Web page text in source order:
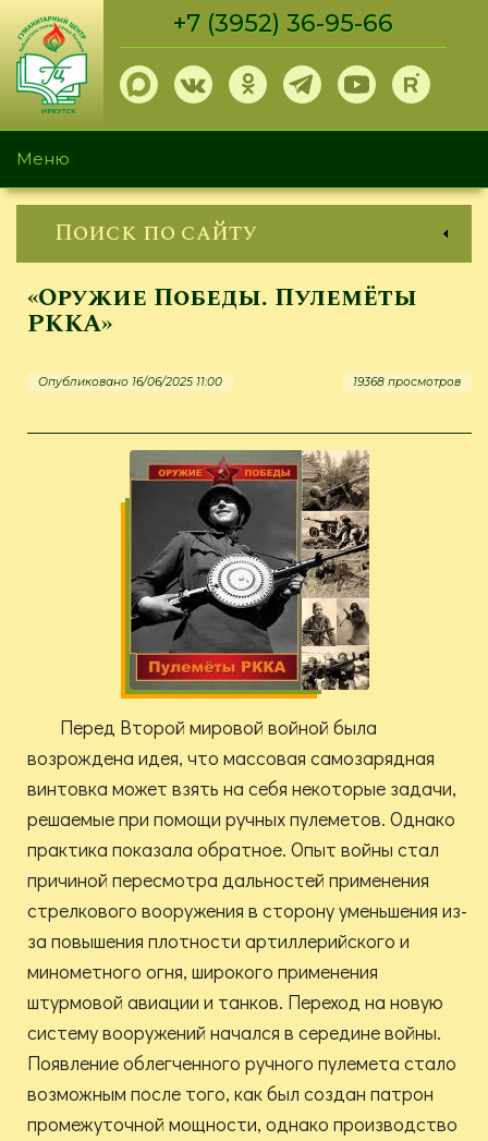
Перейти
основному
содержанию
+7 (3952) 36-95-66
Меню
Поиск по сайту
«Оружие Победы. Пулемёты
РККА»
Опубликовано 16/06/2025 11:00 19368 просмотров
Перед Второй мировой войной была
возрождена идея, что массовая самозарядная
винтовка может взять на себя некоторые задачи,
решаемые при помощи ручных пулеметов. Однако
практика показала обратное. Опыт войны стал
причиной пересмотра дальностей применения
стрелкового вооружения в сторону уменьшения из-
за повышения плотности артиллерийского и
минометного огня, широкого применения
штурмовой авиации и танков. Переход на новую
систему вооружений начался в середине войны.
Появление облегченного ручного пулемета стало
возможным после того, как был создан патрон
промежуточной мощности, однако производство